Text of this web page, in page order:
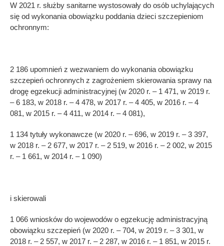
W 2021 r. służby sanitarne wystosowały do osób uchylających
się od wykonania obowiązku poddania dzieci szczepieniom
ochronnym:
2 186 upomnień z wezwaniem do wykonania obowiązku
szczepień ochronnych z zagrożeniem skierowania sprawy na
drogę egzekucji administracyjnej (w 2020 r. – 1 471, w 2019 r.
– 6 183, w 2018 r. – 4 478, w 2017 r. – 4 405, w 2016 r. – 4
081, w 2015 r. – 4 411, w 2014 r. – 4 081),
1 134 tytuły wykonawcze (w 2020 r. – 696, w 2019 r. – 3 397,
w 2018 r. – 2 677, w 2017 r. – 2 519, w 2016 r. – 2 002, w 2015
r. – 1 661, w 2014 r. – 1 090)
i skierowali
1 066 wniosków do wojewodów o egzekucję administracyjną
obowiązku szczepień (w 2020 r. – 704, w 2019 r. – 3 301, w
2018 r. – 2 557, w 2017 r. – 2 287, w 2016 r. – 1 851, w 2015 r.